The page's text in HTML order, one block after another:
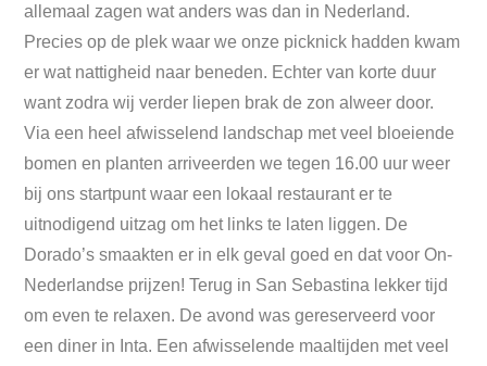
allemaal zagen wat anders was dan in Nederland.
Precies op de plek waar we onze picknick hadden kwam
er wat nattigheid naar beneden. Echter van korte duur
want zodra wij verder liepen brak de zon alweer door.
Via een heel afwisselend landschap met veel bloeiende
bomen en planten arriveerden we tegen 16.00 uur weer
bij ons startpunt waar een lokaal restaurant er te
uitnodigend uitzag om het links te laten liggen. De
Dorado’s smaakten er in elk geval goed en dat voor On-
Nederlandse prijzen! Terug in San Sebastina lekker tijd
om even te relaxen. De avond was gereserveerd voor
een diner in Inta. Een afwisselende maaltijden met veel